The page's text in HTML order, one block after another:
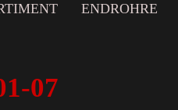
ENDROHRE
07